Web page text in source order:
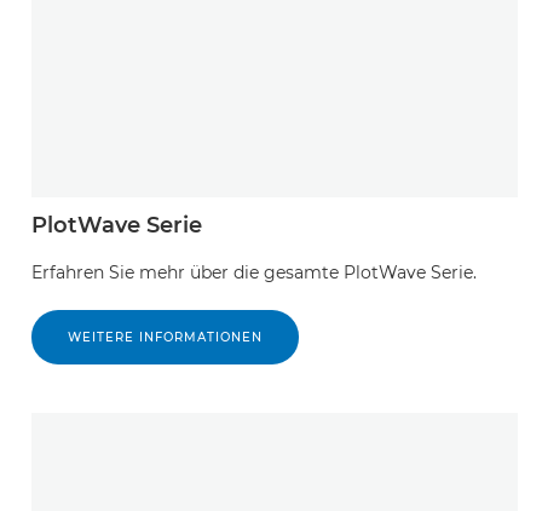
PlotWave Serie
Erfahren Sie mehr über die gesamte PlotWave Serie.
WEITERE INFORMATIONEN